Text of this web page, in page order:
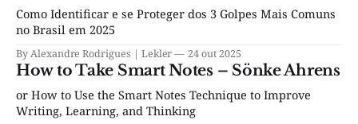
Como Identificar e se Proteger dos 3 Golpes Mais Comuns
no Brasil em 2025
By Alexandre Rodrigues | Lekler 24 out 2025
How to Take Smart Notes – Sönke Ahrens
or How to Use the Smart Notes Technique to Improve
Writing, Learning, and Thinking